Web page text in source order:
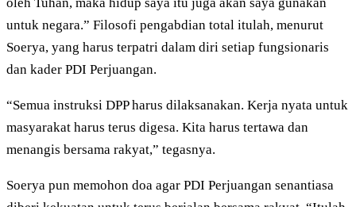
untuk negara.” Filosofi pengabdian total itulah, menurut
Soerya, yang harus terpatri dalam diri setiap fungsionaris
dan kader PDI Perjuangan.
“Semua instruksi DPP harus dilaksanakan. Kerja nyata untuk
masyarakat harus terus digesa. Kita harus tertawa dan
menangis bersama rakyat,” tegasnya.
Soerya pun memohon doa agar PDI Perjuangan senantiasa